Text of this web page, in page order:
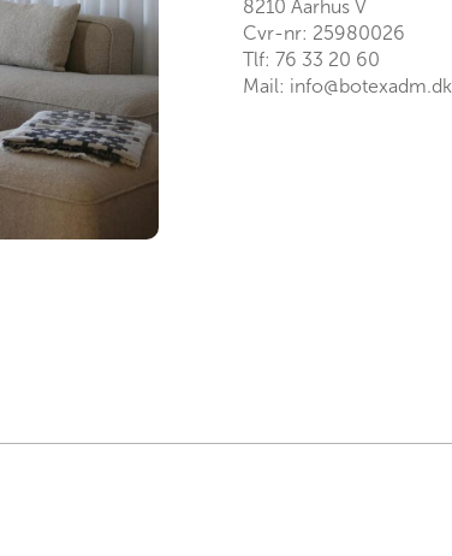
8210 Aarhus V
Cvr-nr: 25980026
Tlf: 76 33 20 60
Mail: info@botexadm.dk